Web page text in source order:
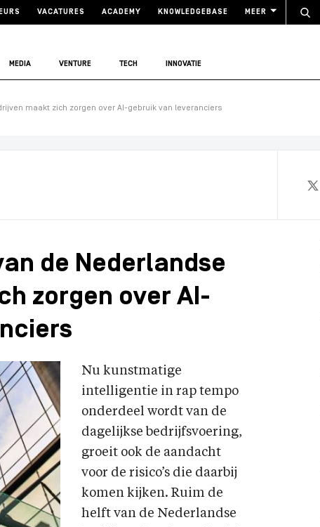
VACATURES ACADEMY KNOWLEDGEBASE MEER
MEDIA VENTURE TECH INNOVATIE
maakt zich zorgen over AI-gebruik van leveranciers
de Nederlandse
zorgen over AI-
Nu kunstmatige
intelligentie in rap tempo
onderdeel wordt van de
dagelijkse bedrijfsvoering,
groeit ook de aandacht
voor de risico’s die daarbij
komen kijken. Ruim de
helft van de Nederlandse